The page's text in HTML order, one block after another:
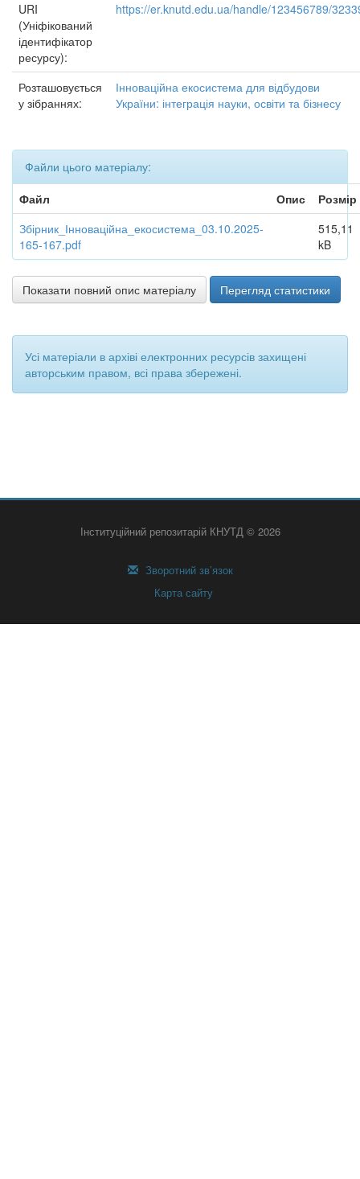
URI
(Уніфікований
ідентифікатор
ресурсу):
https://er.knutd.edu.ua/handle/123456789/
Розташовується
у зібраннях:
Інноваційна екосистема для відбудови
України: інтеграція науки, освіти та бізнесу
Файли цього матеріалу:
Файл
Опис
Розмір
Збірник_Інноваційна_екосистема_03.10.2025-
165-167.pdf
515,11
kB
Показати повний опис матеріалу Перегляд статистики
Усі матеріали в архіві електронних ресурсів захищені
авторським правом, всі права збережені.
Інституційний репозитарій КНУТД © 2026
Зворотний зв’язок
Карта сайту